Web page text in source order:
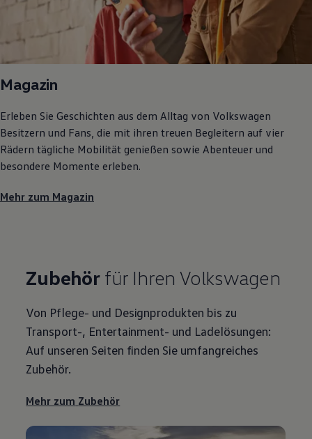
Magazin
Erleben Sie Geschichten aus dem Alltag von Volkswagen
Besitzern und Fans, die mit ihren treuen Begleitern auf vier
Rädern tägliche Mobilität genießen sowie Abenteuer und
besondere Momente erleben.
Mehr zum Magazin
Zubehörfür Ihren Volkswagen
Von Pflege- und Designprodukten bis zu
Transport-, Entertainment- und Ladelösungen:
Auf unseren Seiten finden Sie umfangreiches
Zubehör.
Mehr zum Zubehör